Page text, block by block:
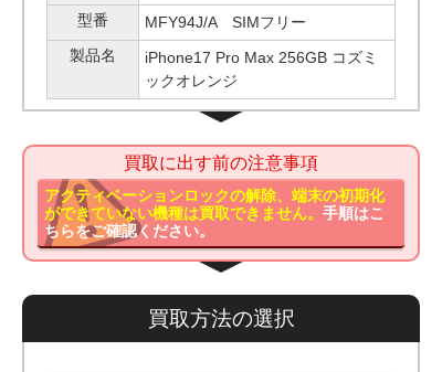
型番
MFY94J/A SIMフリー
製品名
iPhone17 Pro Max 256GB コズミ
ックオレンジ
買取に出す前の注意事項
アクティベーションロックの解除、端末の初期化
ができていない機種は買取できません。手順はこ
ちらをご確認ください。
買取方法の選択